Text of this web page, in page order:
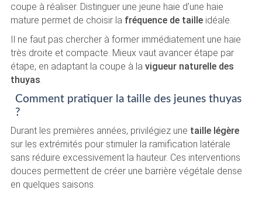
coupe à réaliser. Distinguer une jeune haie d’une haie
mature permet de choisir la fréquence de tailleidéale.
Il ne faut pas chercher à former immédiatement une haie
très droite et compacte. Mieux vaut avancer étape par
étape, en adaptant la coupe à la vigueur naturelle des
thuyas.
Comment pratiquer la taille des jeunes thuyas
?
Durant les premières années, privilégiez une taille légère
sur les extrémités pour stimuler la ramification latérale
sans réduire excessivement la hauteur. Ces interventions
douces permettent de créer une barrière végétale dense
en quelques saisons.